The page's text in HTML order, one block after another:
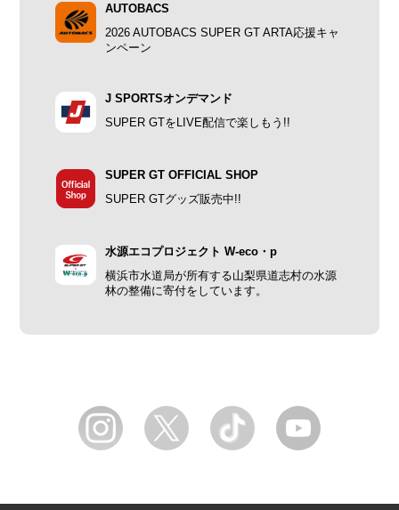
AUTOBACS
2026 AUTOBACS SUPER GT ARTA応援キャ
ンペーン
J SPORTSオンデマンド
SUPER GTをLIVE配信で楽しもう!!
SUPER GT OFFICIAL SHOP
SUPER GTグッズ販売中!!
水源エコプロジェクト W-eco・p
横浜市水道局が所有する山梨県道志村の水源
林の整備に寄付をしています。